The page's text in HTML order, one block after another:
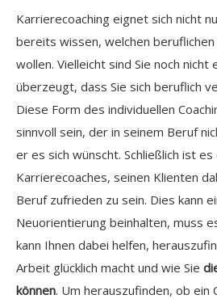
Karrierecoaching eignet sich nicht
bereits wissen, welchen
wollen. Vielleicht sind Sie noch nicht
überzeugt, dass Sie sich beruflich
Diese Form des individuellen
sinnvoll sein, der in seinem Beruf
er es sich wünscht. Schließlich ist
Karrierecoaches, seinen Klienten
Beruf zufrieden zu sein. Dies kann
Neuorientierung beinhalten, muss
kann Ihnen dabei helfen,
Arbeit glücklich macht und wie Sie
können. Um herauszufinden, ob ein